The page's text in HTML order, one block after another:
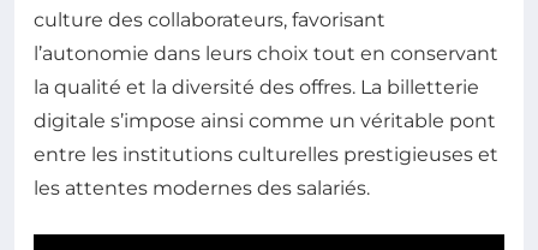
culture des collaborateurs, favorisant
l’autonomie dans leurs choix tout en conservant
la qualité et la diversité des offres. La billetterie
digitale s’impose ainsi comme un véritable pont
entre les institutions culturelles prestigieuses et
les attentes modernes des salariés.